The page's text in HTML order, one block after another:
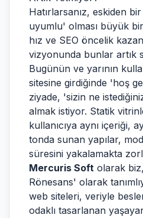
Hatırlarsanız, eskiden
uyumlu' olması büyük
hız ve SEO öncelik
vizyonunda bunlar artık
Bugünün ve yarının
sitesine girdiğinde 'hoş
ziyade, 'sizin ne
almak istiyor. Statik
kullanıcıya aynı içeriği,
tonda sunan yapılar,
süresini yakalamakta
Mercuris Soft olarak
Rönesans' olarak
web siteleri, veriyle
odaklı tasarlanan